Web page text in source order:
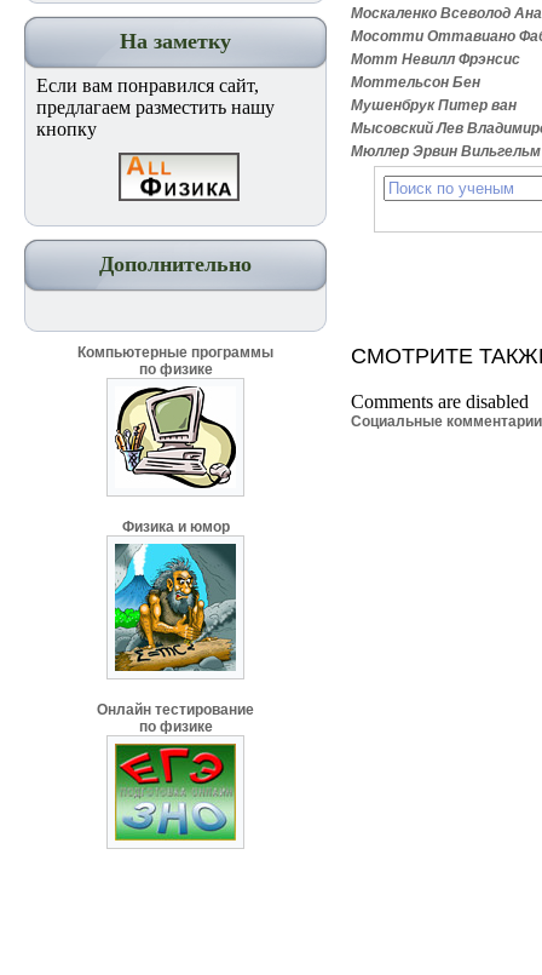
На заметку
Если вам понравился сайт,
предлагаем разместить нашу
кнопку
Дополнительно
Компьютерные программы
по физике
Физика и юмор
Онлайн тестирование
по физике
Москаленко Всеволод
Мосотти Оттавиано
Мотт Невилл Фрэнсис
Моттельсон Бен
Мушенбрук Питер ван
Мысовский Лев
Мюллер Эрвин Вильгельм
СМОТРИТЕ
Comments are disabled
Социальные